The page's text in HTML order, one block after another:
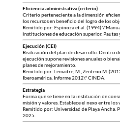
Eficiencia administrativa (criterio)
Criterio perteneciente a la dimensión
los recursos en beneficio del logro de los
Remitido por: Espinoza et al. (1994)
instituciones de educación superior. Pautas
Ejecución (CEI)
Realización del plan de desarrollo. Dentro
ejecución supone revisiones anuales o
planes de mejoramiento.
Remitido por: Lemaitre, M., Zenteno M.
Iberoamérica. Informe 2012\" CINDA.
Estrategia
Forma que se tiene en la institución de
misión y valores. Establece el nexo entre los
Remitido por: Universidad de Playa Ancha.
2025.